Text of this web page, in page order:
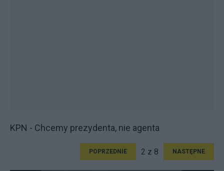
KPN - Chcemy prezydenta, nie agenta
POPRZEDNIE 2 z 8 NASTĘPNE